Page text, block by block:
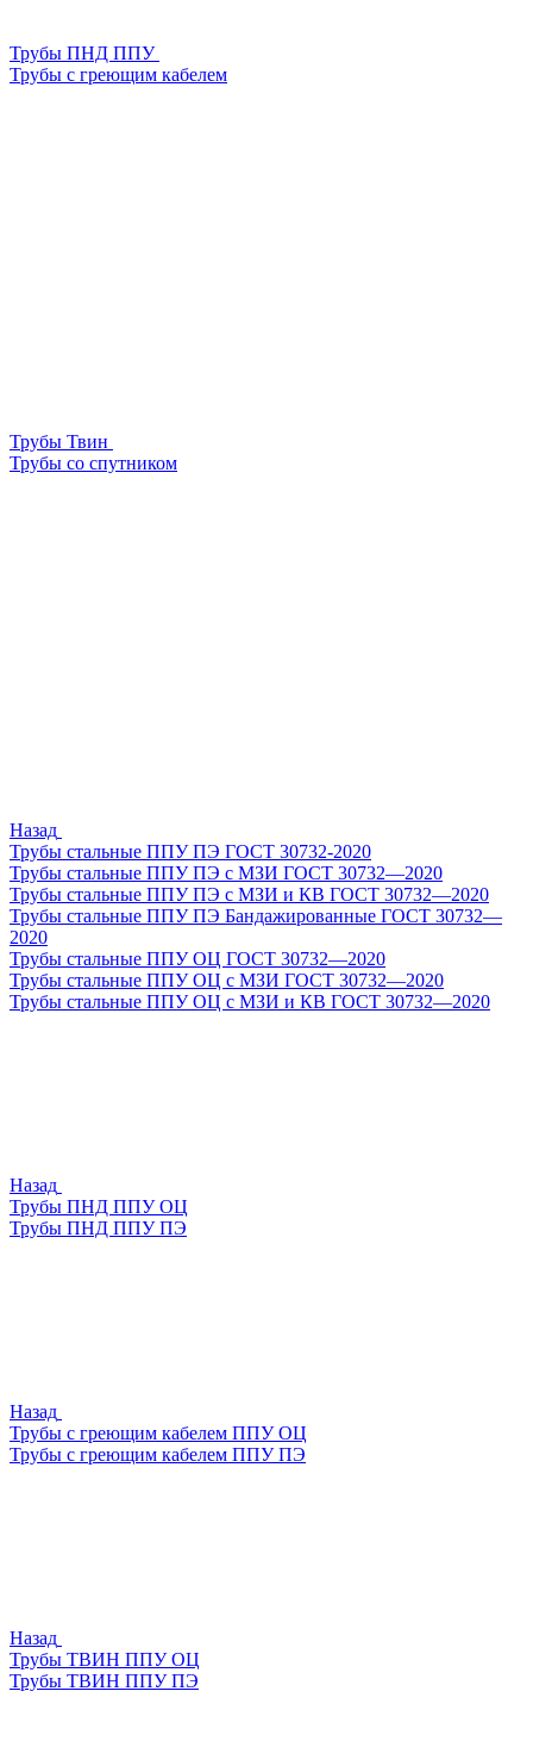
Трубы ПНД ППУ
Трубы с греющим кабелем
Трубы Твин
Трубы со спутником
Назад
Трубы стальные ППУ ПЭ ГОСТ 30732-2020
Трубы стальные ППУ ПЭ с МЗИ ГОСТ 30732—2020
Трубы стальные ППУ ПЭ с МЗИ и КВ ГОСТ 30732—2020
Трубы стальные ППУ ПЭ Бандажированные ГОСТ 30732—
2020
Трубы стальные ППУ ОЦ ГОСТ 30732—2020
Трубы стальные ППУ ОЦ с МЗИ ГОСТ 30732—2020
Трубы стальные ППУ ОЦ с МЗИ и КВ ГОСТ 30732—2020
Назад
Трубы ПНД ППУ ОЦ
Трубы ПНД ППУ ПЭ
Назад
Трубы с греющим кабелем ППУ ОЦ
Трубы с греющим кабелем ППУ ПЭ
Назад
Трубы ТВИН ППУ ОЦ
Трубы ТВИН ППУ ПЭ